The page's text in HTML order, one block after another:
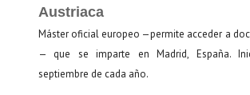
Austriaca
Máster oficial europeo —permite acceder a
— que se imparte en Madrid, España.
septiembre de cada año.